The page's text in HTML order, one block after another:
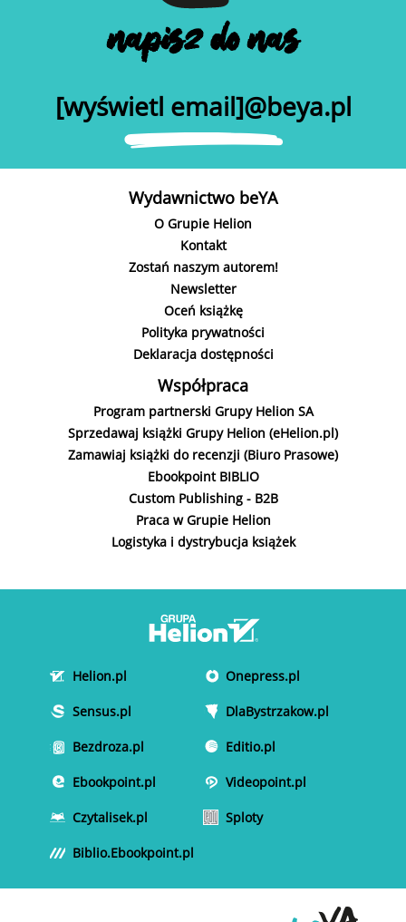
napisz do nas
[wyświetl email]@beya.pl
Wydawnictwo beYA
O Grupie Helion
Kontakt
Zostań naszym autorem!
Newsletter
Oceń książkę
Polityka prywatności
Deklaracja dostępności
Współpraca
Program partnerski Grupy Helion SA
Sprzedawaj książki Grupy Helion (eHelion.pl)
Zamawiaj książki do recenzji (Biuro Prasowe)
Ebookpoint BIBLIO
Custom Publishing - B2B
Praca w Grupie Helion
Logistyka i dystrybucja książek
Helion.pl Onepress.pl
Sensus.pl DlaBystrzakow.pl
Bezdroza.pl Editio.pl
Ebookpoint.pl Videopoint.pl
Czytalisek.pl Sploty
Biblio.Ebookpoint.pl